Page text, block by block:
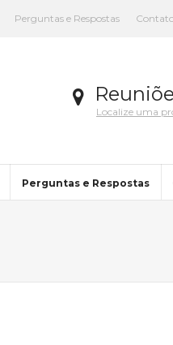
Perguntas e Respostas
Localize uma
Perguntas e Respostas